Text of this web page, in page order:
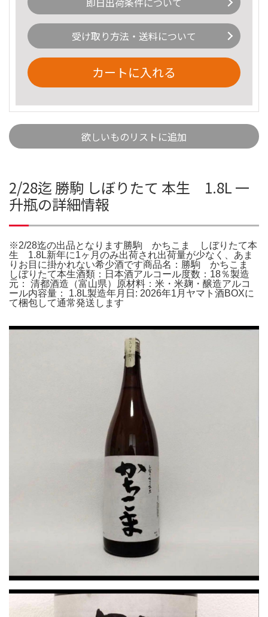
受け取り方法・送料について
カートに入れる
欲しいものリストに追加
2/28迄 勝駒 しぼりたて 本生 1.8L 一
升瓶の詳細情報
※2/28迄の出品となります勝駒 かちこま しぼりたて本
生 1.8L新年に1ヶ月のみ出荷され出荷量が少なく、あま
りお目に掛かれない希少酒です商品名：勝駒 かちこま
しぼりたて本生酒類：日本酒アルコール度数：18％製造
元： 清都酒造（富山県）原材料：米・米麹・醸造アルコ
ール内容量： 1.8L製造年月日: 2026年1月ヤマト酒BOXに
て梱包して通常発送します